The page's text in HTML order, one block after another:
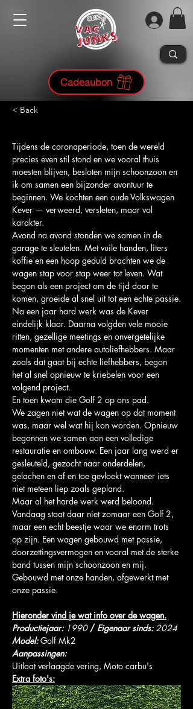
Cadeaubon
< Back
Tijdens de coronaperiode, toen de wereld
precies even stil stond en we vooral thuis
moesten blijven, besloten mijn schoonzoon en
ik om samen een bijzonder avontuur te
beginnen. We kochten een oude Volkswagen
Kever — verweerd, versleten, maar vol
karakter.
Avond na avond stonden we samen in de
garage te sleutelen. Met vuile handen, liters
koffie en een hoop geduld brachten we de
wagen stap voor stap weer tot leven. Wat
begon als een project om de tijd door te
komen, groeide al snel uit tot een echte passie.
Na een jaar hard werk was de Kever
eindelijk klaar. Daarna volgden vele mooie
ritten, gezellige meetings en onvergetelijke
momenten met andere autoliefhebbers. Maar
zoals dat gaat bij echte liefhebbers, begon
het al snel opnieuw te kriebelen voor een
volgend project.
En toen kwam die Golf 2 op ons pad.
We zagen niet wat de wagen op dat moment
was, maar wel wat hij kon worden. Opnieuw
begonnen we samen aan een volledige
restauratie en ombouw. Een jaar lang werd er
gesleuteld, gezocht naar onderdelen,
gelachen en af en toe gevloekt wanneer iets
niet meteen liep zoals gepland.
Maar al het harde werk werd beloond.
Vandaag staat daar niet zomaar een Golf 2,
maar een echt beestje waar we enorm trots
op zijn. Een wagen gebouwd met passie,
doorzettingsvermogen en vooral met de sterke
band tussen mijn schoonzoon en mij.
Gebouwd met onze handen, afgewerkt met
onze passie.
Hieronder vind je wat info over de wagen.
Productiejaar: 1990 / Eigenaar sinds: 2024
Model: Golf Mk2
Aanpassingen:
Uitlaat verlaagde vering, Moto carbu's
Extra foto's: